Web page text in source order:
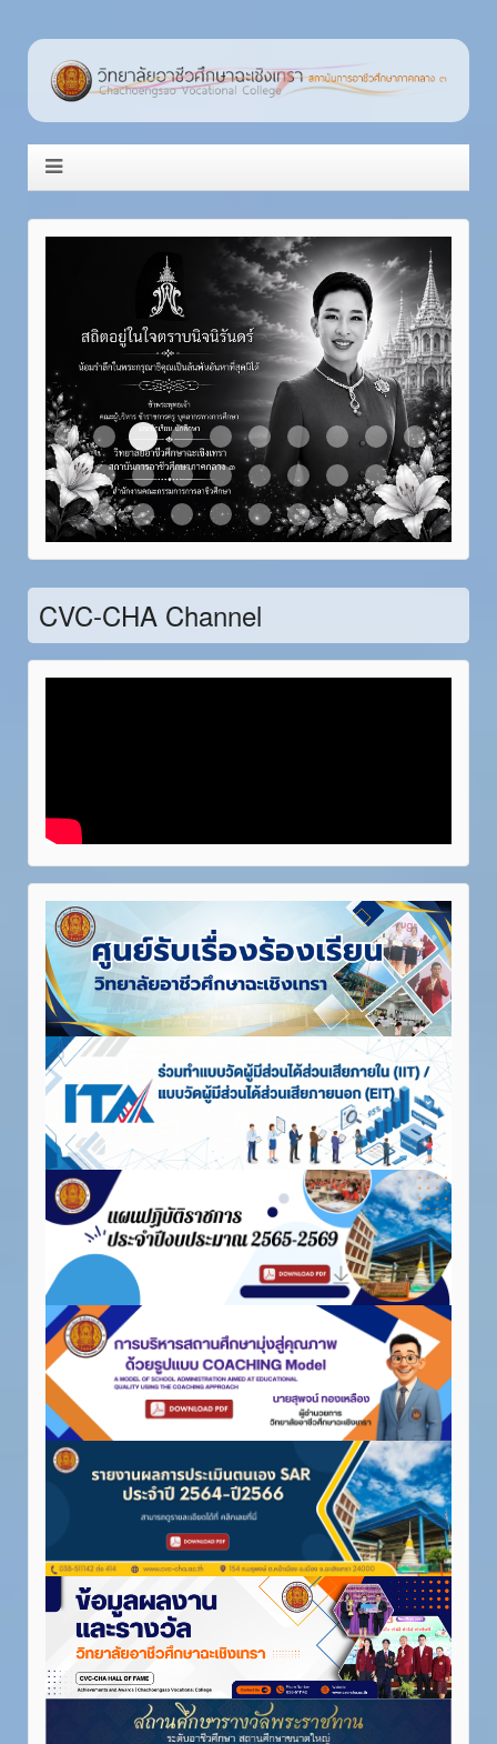
Item 1 Item 2Item 3
Item 4 Item 5 Item 6 Item 7 Item 8Item 9Item 10
Item 11Item 12Item 13Item 14Item 15Item 16 Item 17Item 18Item 19Item 20
Item 21Item 22Item 23Item 24Item 25Item 26Item 27Item 28
CVC-CHA Channel